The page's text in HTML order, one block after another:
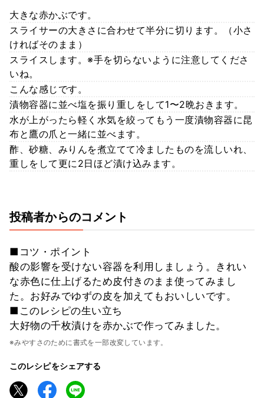
大きな赤かぶです。
スライサーの大きさに合わせて半分に切ります。（小さ
ければそのまま）
スライスします。※手を切らないように注意してくださ
いね。
こんな感じです。
漬物容器に並べ塩を振り重しをして1〜2晩おきます。
水が上がったら軽く水気を絞ってもう一度漬物容器に昆
布と鷹の爪と一緒に並べます。
酢、砂糖、みりんを煮立てて冷ましたものを流しいれ、
重しをして更に2日ほど漬け込みます。
投稿者からのコメント
■コツ・ポイント
酸の影響を受けない容器を利用しましょう。きれい
な赤色に仕上げるため皮付きのまま使ってみまし
た。お好みでゆずの皮を加えてもおいしいです。
■このレシピの生い立ち
大好物の千枚漬けを赤かぶで作ってみました。
※みやすさのために書式を一部改変しています。
このレシピをシェアする